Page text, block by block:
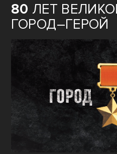
80 ЛЕТ
ГОРОД–ГЕРОЙ